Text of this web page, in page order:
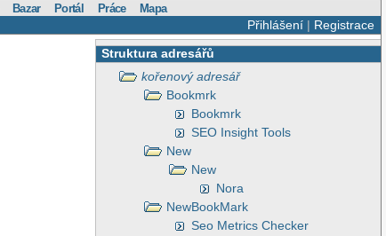
Bazar Portál Práce Mapa
Přihlášení| Registrace
Struktura adresářů
kořenový adresář
Bookmrk
Bookmrk
SEO Insight Tools
New
New
Nora
NewBookMark
Seo Metrics Checker